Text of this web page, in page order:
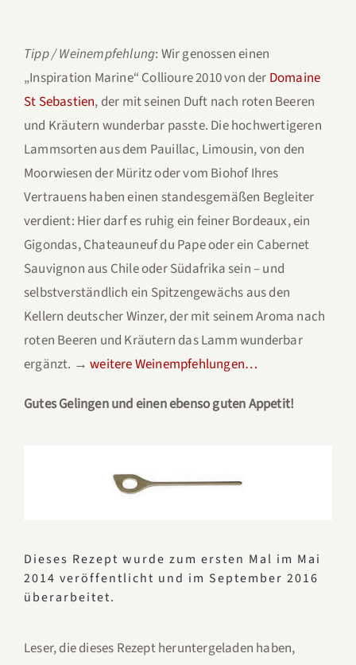
Tipp / Weinempfehlung: Wir genossen einen
„Inspiration Marine“ Collioure 2010 von der Domaine
St Sebastien, der mit seinen Duft nach roten Beeren
und Kräutern wunderbar passte. Die hochwertigeren
Lammsorten aus dem Pauillac, Limousin, von den
Moorwiesen der Müritz oder vom Biohof Ihres
Vertrauens haben einen standesgemäßen Begleiter
verdient: Hier darf es ruhig ein feiner Bordeaux, ein
Gigondas, Chateauneuf du Pape oder ein Cabernet
Sauvignon aus Chile oder Südafrika sein – und
selbstverständlich ein Spitzengewächs aus den
Kellern deutscher Winzer, der mit seinem Aroma nach
roten Beeren und Kräutern das Lamm wunderbar
ergänzt. →weitere Weinempfehlungen…
Gutes Gelingen und einen ebenso guten Appetit!
Dieses Rezept wurde zum ersten Mal im Mai
2014 veröffentlicht und im September 2016
überarbeitet.
Leser, die dieses Rezept heruntergeladen haben,